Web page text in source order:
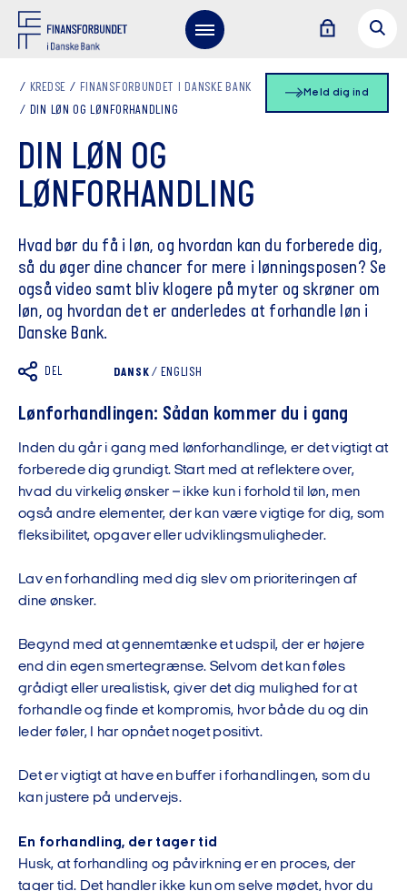
Meld dig ind
KREDSE
FINANSFORBUNDET I DANSKE BANK
DIN LØN OG LØNFORHANDLING
DIN LØN OG
LØNFORHANDLING
Hvad bør du få i løn, og hvordan kan du forberede dig,
så du øger dine chancer for mere i lønningsposen? Se
også video samt bliv klogere på myter og skrøner om
løn, og hvordan det er anderledes at forhandle løn i
Danske Bank.
DEL DANSK / ENGLISH
Lønforhandlingen: Sådan kommer du i gang
Inden du går i gang med lønforhandlinge, er det vigtigt at
forberede dig grundigt. Start med at reflektere over,
hvad du virkelig ønsker – ikke kun i forhold til løn, men
også andre elementer, der kan være vigtige for dig, som
fleksibilitet, opgaver eller udviklingsmuligheder.
Lav en forhandling med dig slev om prioriteringen af
dine ønsker.
Begynd med at gennemtænke et udspil, der er højere
end din egen smertegrænse. Selvom det kan føles
grådigt eller urealistisk, giver det dig mulighed for at
forhandle og finde et kompromis, hvor både du og din
leder føler, I har opnået noget positivt.
Det er vigtigt at have en buffer i forhandlingen, som du
kan justere på undervejs.
En forhandling, der tager tid
Husk, at forhandling og påvirkning er en proces, der
tager tid. Det handler ikke kun om selve mødet, hvor du